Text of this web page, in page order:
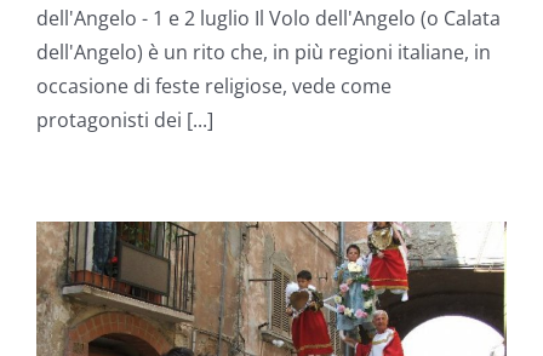
dell'Angelo - 1 e 2 luglio Il Volo dell'Angelo (o Calata
dell'Angelo) è un rito che, in più regioni italiane, in
occasione di feste religiose, vede come
protagonisti dei [...]